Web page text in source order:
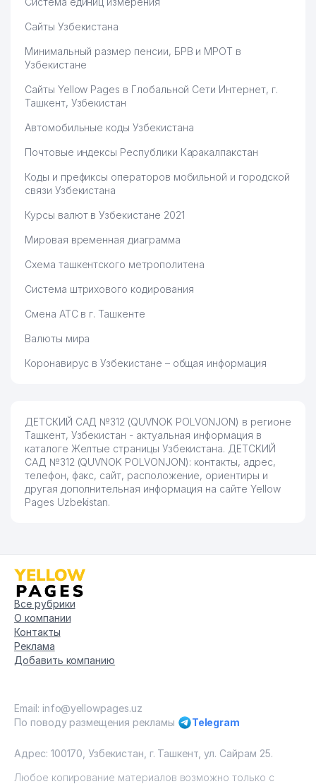
Сайты Узбекистана
Минимальный размер пенсии, БРВ и МРОТ в
Узбекистане
Сайты Yellow Pages в Глобальной Сети Интернет, г.
Ташкент, Узбекистан
Автомобильные коды Узбекистана
Почтовые индексы Республики Каракалпакстан
Коды и префиксы операторов мобильной и городской
связи Узбекистана
Курсы валют в Узбекистане 2021
Мировая временная диаграмма
Схема ташкентского метрополитена
Система штрихового кодирования
Смена АТС в г. Ташкенте
Валюты мира
Коронавирус в Узбекистане – общая информация
ДЕТСКИЙ САД №312 (QUVNOK POLVONJON) в регионе
Ташкент, Узбекистан - актуальная информация в
каталоге Желтые страницы Узбекистана. ДЕТСКИЙ
САД №312 (QUVNOK POLVONJON): контакты, адрес,
телефон, факс, сайт, расположение, ориентиры и
другая дополнительная информация на сайте Yellow
Pages Uzbekistan.
Все рубрики
О компании
Контакты
Реклама
Добавить компанию
Email: info@yellowpages.uz
По поводу размещения рекламы
Telegram
Адрес: 100170, Узбекистан, г. Ташкент, ул. Сайрам 25.
Любое копирование материалов возможно только с